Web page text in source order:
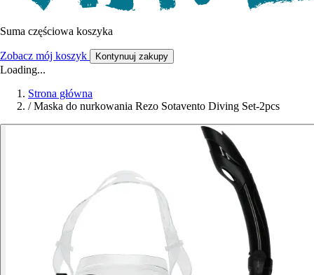
Suma częściowa koszyka
Zobacz mój koszyk Kontynuuj zakupy
Loading...
Strona główna
/ Maska do nurkowania Rezo Sotavento Diving Set-2pcs